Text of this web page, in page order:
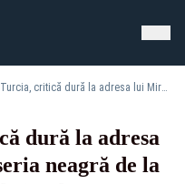
Presa din Turcia, critică dură la adresa lui Mirel Rădoi după seria neagră de la Gaziantep: „Sezon încheiat dezastruos”
dură la adresa
neagră de la